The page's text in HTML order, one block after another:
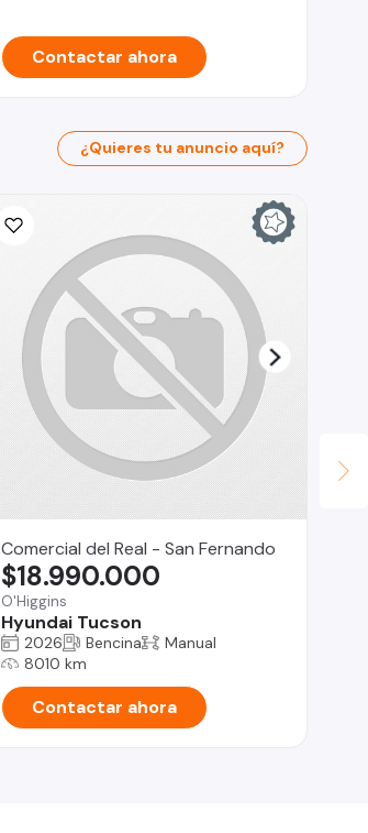
Contactar ahora
¿Quieres tu anuncio aquí?
Comercial del Real - San Fernando
O'Higgins
Hyundai Tucson
$18.990.000
2026 Bencina
Manual
8010 km
Contactar ahora